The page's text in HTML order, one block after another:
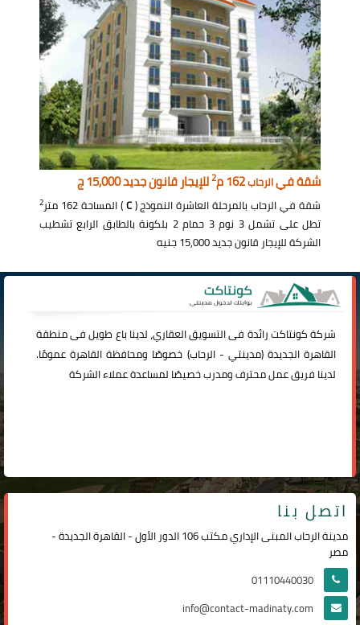
شقة فيالرحاب 2للإيجار قانون جديد 15,000 ج
شقة في الرحاب بالمرحلة العاشرة النموذج (C) المساحة 162 متر 2
تطل على تشمل 3 نوم 3 حمام 2 بلكونة بالطابق الرابع تشطيب
الشركة للإيجار قانون جديد 15,000 جنيه
شركةكونتاكترائدة فى التسويق العقاري، لدينا باع طويل فى منطقة
القاهرة الجديدة (مدينتي -الرحاب) خصوصًا ومحافظة القاهرة عمومًا.
لدينا فريق عمل محترف ومدرب خصيصًا لمساعدة عملاء الشركة
اتصل بنا
مدينة الرحاب المبنى الإداري مكتب 106 الدور الأول - القاهرة الجديدة -
مصر
01110440030
info@contact-madinaty.com